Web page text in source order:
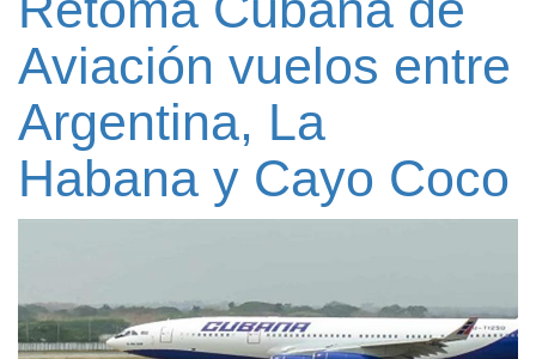
Aviación vuelos entre
Argentina, La
Habana y Cayo Coco